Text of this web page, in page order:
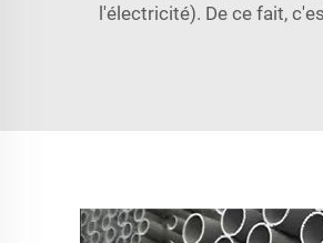
l'électricité). De ce fait,